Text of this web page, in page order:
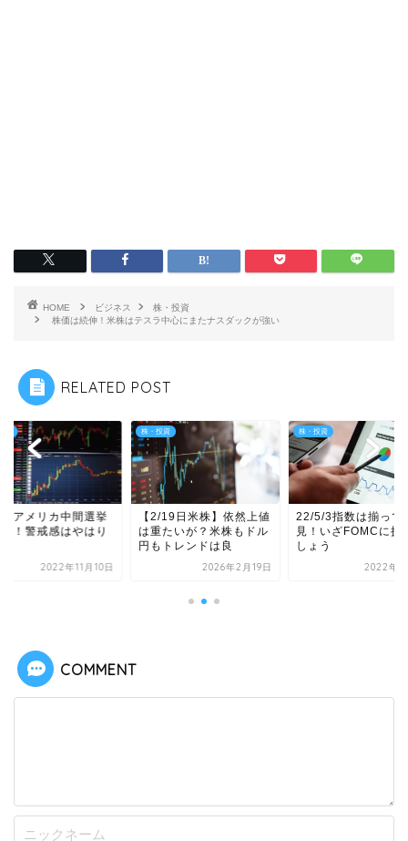
HOME ビジネス
株・投資
株価は続伸！米株はテスラ中心にまたナスダックが強い
RELATED POST
アメリカ中間選挙
！警戒感はやはり
2022年11月10日
株・投資
【2/19日米株】依然上値
は重たいが？米株もドル
円もトレンドは良
2026年2月19日
株・投資
22/5/3指数は揃って
見！いざFOMCに挑
しょう
2022年5
COMMENT